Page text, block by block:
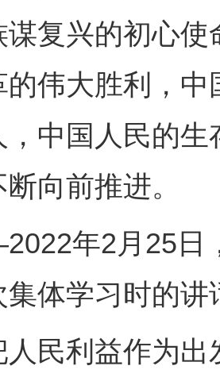
谋复兴的初心
的伟大胜利，
，中国人民的
向前推进。
年2月25日，
集体学习时的讲
利益作为出